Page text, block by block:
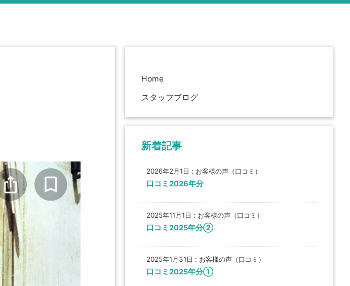
Home
スタッフブログ
新着記事
2026年2月1日 : お客様の声（口コミ）
口コミ2026年分
2025年11月1日 : お客様の声（口コミ）
口コミ2025年分②
2025年1月31日 : お客様の声（口コミ）
口コミ2025年分①